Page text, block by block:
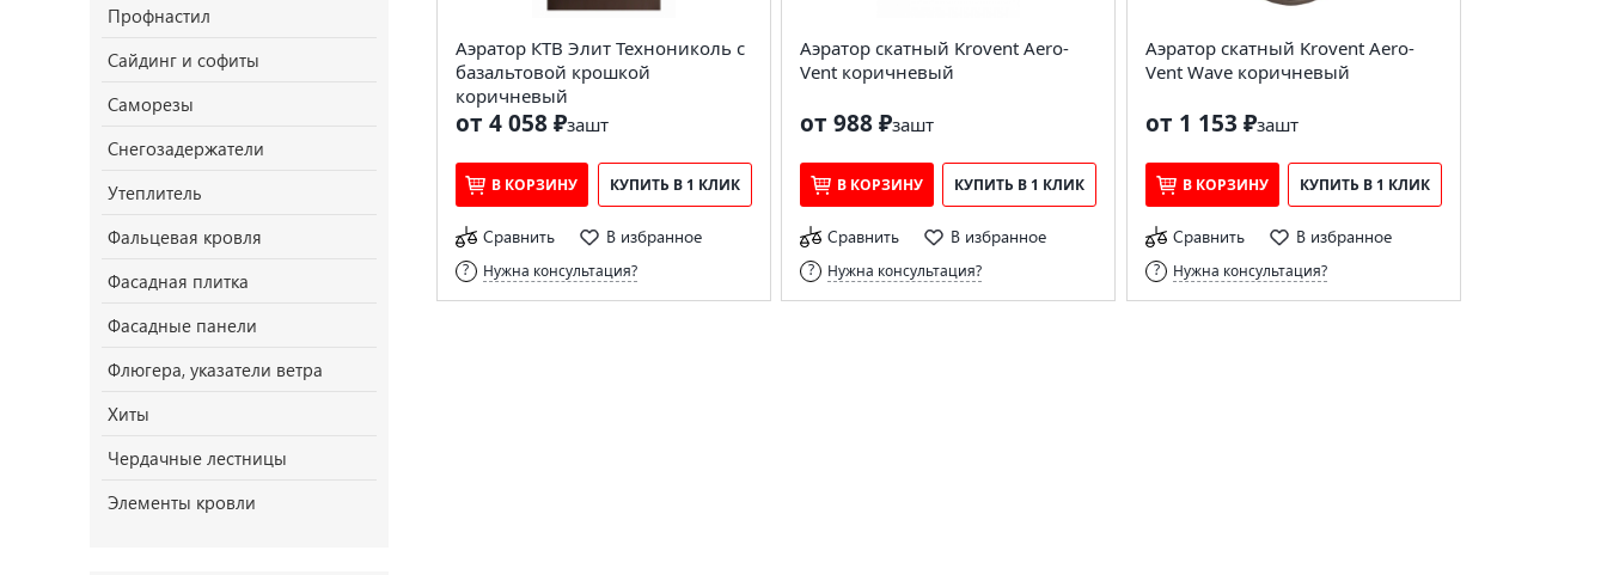
Профнастил
Сайдинг и софиты
Саморезы
Снегозадержатели
Утеплитель
Фальцевая кровля
Фасадная плитка
Фасадные панели
Флюгера, указатели ветра
Хиты
Чердачные лестницы
Элементы кровли
Аэратор КТВ Элит Технониколь с
базальтовой крошкой
коричневый
от 4 058 ₽зашт
В КОРЗИНУ КУПИТЬ В 1 КЛИК
Сравнить В избранное
Нужна консультация?
Аэратор скатный Krovent Aero-
Vent коричневый
от 988 ₽зашт
В КОРЗИНУ КУПИТЬ В 1 КЛИК
Сравнить В избранное
Нужна консультация?
Аэратор скатный Krovent Aero-
Vent Wave коричневый
от 1 153 ₽зашт
В КОРЗИНУ КУПИТЬ В 1 КЛИК
Сравнить В избранное
Нужна консультация?